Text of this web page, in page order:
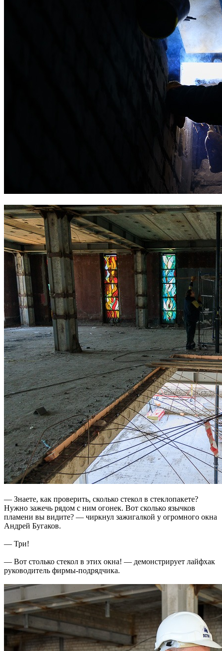
— Знаете, как проверить, сколько стекол в стеклопакете?
Нужно зажечь рядом с ним огонек. Вот сколько язычков
пламени вы видите? — чиркнул зажигалкой у огромного окна
Андрей Бугаков.
— Три!
— Вот столько стекол в этих окна! — демонстрирует лайфхак
руководитель фирмы-подрядчика.